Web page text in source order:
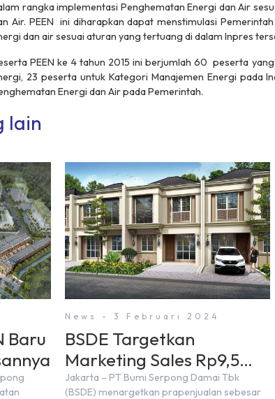
rangka implementasi Penghematan Energi dan Air
Air. PEEN ini diharapkan dapat menstimulasi
dan air sesuai aturan yang tertuang di dalam Inpres
PEEN ke 4 tahun 2015 ini berjumlah 60 peserta
23 peserta untuk Kategori Manajemen Energi pada
Energi dan Air pada Pemerintah.
lain
Baru
News - 3 Februari 2024
BSDE Targetkan
Marketing Sales Rp9,5
Triliun di Tahun 2024
Jakarta – PT Bumi Serpong Damai Tbk
(BSDE) menargetkan prapenjualan sebesar